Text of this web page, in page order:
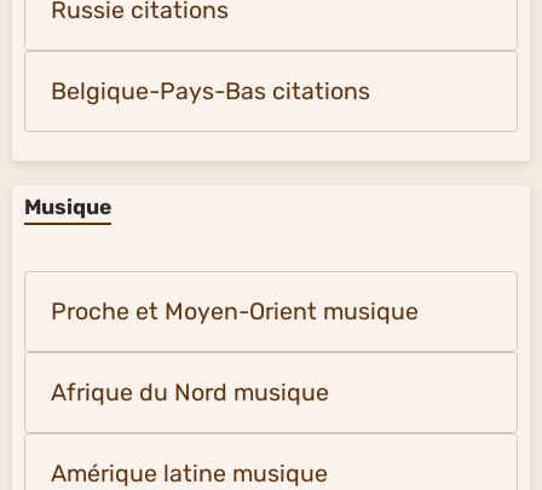
Russie citations
Belgique-Pays-Bas citations
Musique
Proche et Moyen-Orient musique
Afrique du Nord musique
Amérique latine musique